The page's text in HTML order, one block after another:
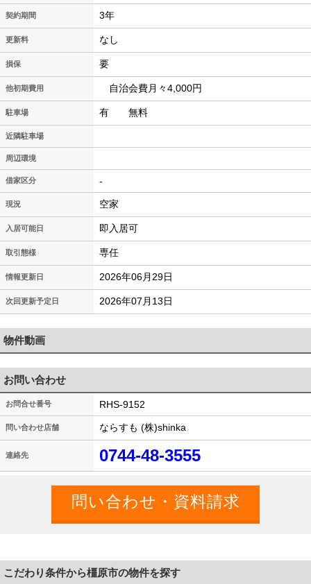
契約期間 3年
更新料 なし
損保 要
他初期費用 自治会費月々4,000円
駐車場 有 無料
近隣駐車場
周辺環境
借家区分 -
現況 空家
入居可能日 即入居可
取引態様 専任
情報更新日 2026年06月29日
次回更新予定日 2026年07月13日
物件動画
お問い合わせ
お問合せ番号 RHS-9152
問い合わせ店舗 ならすも (株)shinka
連絡先 0744-48-3555
こだわり条件から橿原市の物件を探す